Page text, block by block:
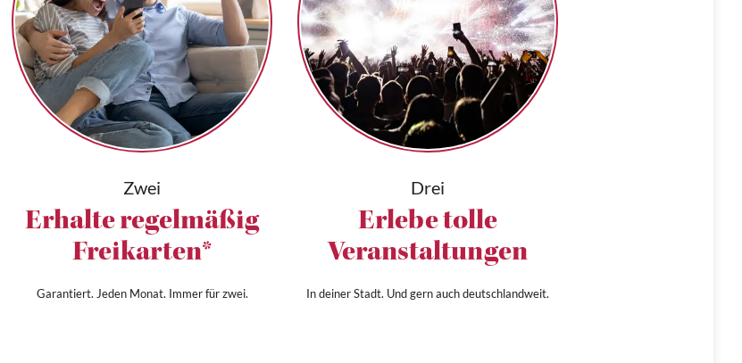
Zwei
Erhalte regelmäßig
Freikarten*
Garantiert. Jeden Monat. Immer für zwei.
Drei
Erlebe tolle
Veranstaltungen
In deiner Stadt. Und gern auch deutschlandweit.